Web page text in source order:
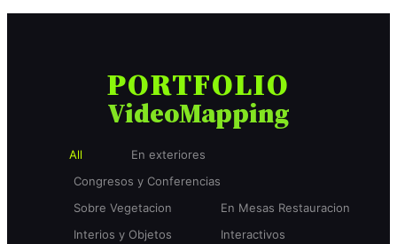
PORTFOLIO
VideoMapping
All
En exteriores
Congresos y Conferencias
Sobre Vegetacion
En Mesas Restauracion
Interios y Objetos
Interactivos